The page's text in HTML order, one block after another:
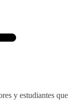
y estudiantes que